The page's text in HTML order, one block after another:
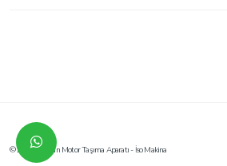
© 2026 Karavan Motor Taşıma Aparatı - İso Makina